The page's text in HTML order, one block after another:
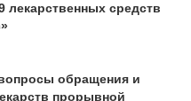
лекарственных средств
обращения и
прорывной